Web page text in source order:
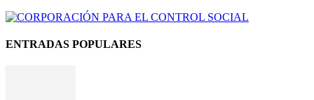
ENTRADAS POPULARES